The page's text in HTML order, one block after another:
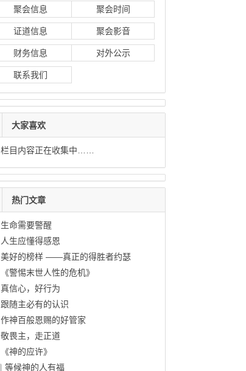
聚会信息 聚会时间
证道信息 聚会影音
财务信息 对外公示
联系我们
大家喜欢
栏目内容正在收集中……
热门文章
生命需要警醒
人生应懂得感恩
美好的榜样 ——真正的得胜者约瑟
《警惕末世人性的危机》
真信心，好行为
跟随主必有的认识
作神百般恩赐的好管家
敬畏主，走正道
《神的应许》
等候神的人有福